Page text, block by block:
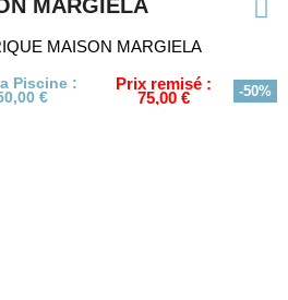
MARGIELA
MAISON MARGIELA
Piscine :
€
Prix remisé :
75,00 € -50%